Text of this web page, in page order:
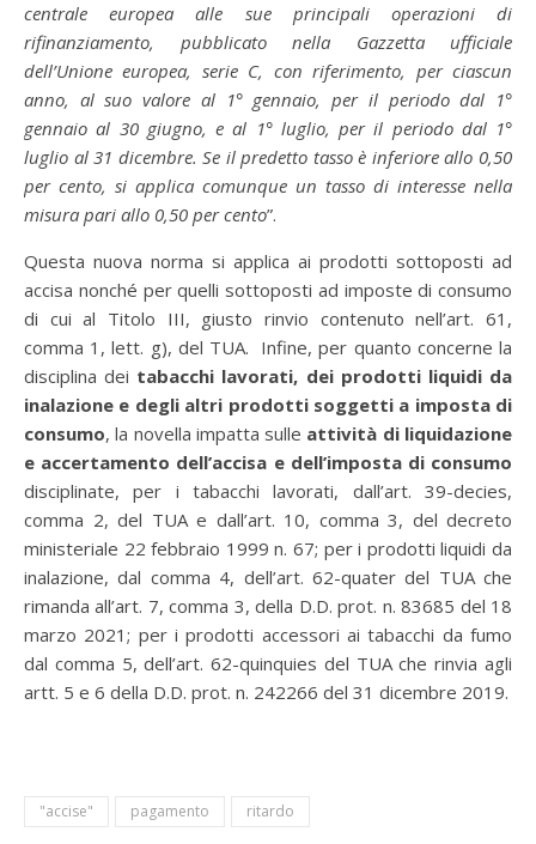
centrale europea alle sue principali operazioni di
rifinanziamento, pubblicato nella Gazzetta ufficiale
dell’Unione europea, serie C, con riferimento, per ciascun
anno, al suo valore al 1° gennaio, per il periodo dal 1°
gennaio al 30 giugno, e al 1° luglio, per il periodo dal 1°
luglio al 31 dicembre. Se il predetto tasso è inferiore allo 0,50
per cento, si applica comunque un tasso di interesse nella
misura pari allo 0,50 per cento”.
Questa nuova norma si applica ai prodotti sottoposti ad
accisa nonché per quelli sottoposti ad imposte di consumo
di cui al Titolo III, giusto rinvio contenuto nell’art. 61,
comma 1, lett. g), del TUA. Infine, per quanto concerne la
disciplina dei tabacchi lavorati, dei prodotti liquidi da
inalazione e degli altri prodotti soggetti a imposta di
consumo, la novella impatta sulle attività di liquidazione
e accertamento dell’accisa e dell’imposta di consumo
disciplinate, per i tabacchi lavorati, dall’art. 39-decies,
comma 2, del TUA e dall’art. 10, comma 3, del decreto
ministeriale 22 febbraio 1999 n. 67; per i prodotti liquidi da
inalazione, dal comma 4, dell’art. 62-quater del TUA che
rimanda all’art. 7, comma 3, della D.D. prot. n. 83685 del 18
marzo 2021; per i prodotti accessori ai tabacchi da fumo
dal comma 5, dell’art. 62-quinquies del TUA che rinvia agli
artt. 5 e 6 della D.D. prot. n. 242266 del 31 dicembre 2019.
"accise" pagamento ritardo